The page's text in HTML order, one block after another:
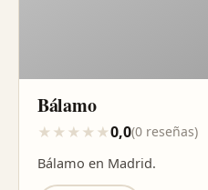
Bálamo
★ ★ ★ ★ ★0,0(0 reseñas)
Bálamo en Madrid.